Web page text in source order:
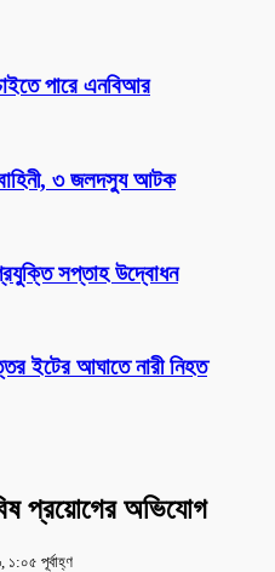
পারে এনবিআর
৩ জলদস্যু আটক
সপ্তাহ উদ্বোধন
ইটের আঘাতে নারী নিহত
প্রয়োগের অভিযোগ
১:০৫ পূর্বাহ্ণ